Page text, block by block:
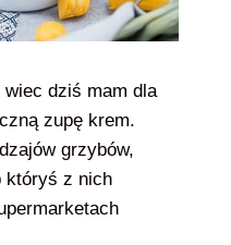
wiec dziś mam dla
zupę krem.
grzybów,
któryś z nich